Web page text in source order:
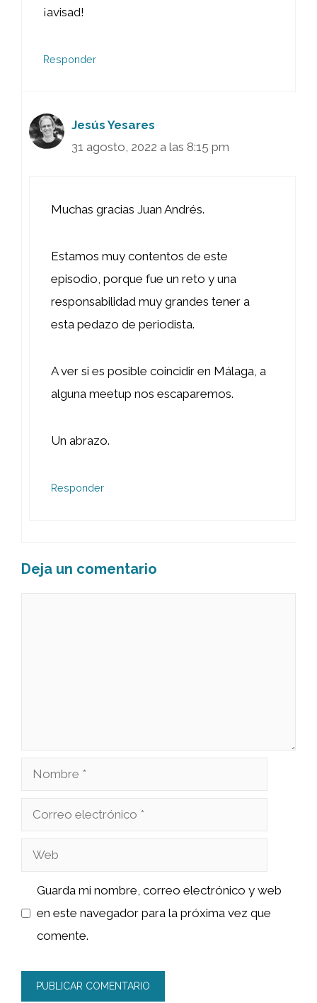
¡avisad!
Responder
Jesús Yesares
31 agosto, 2022 a las 8:15 pm
Muchas gracias Juan Andrés.
Estamos muy contentos de este
episodio, porque fue un reto y una
responsabilidad muy grandes tener a
esta pedazo de periodista.
A ver si es posible coincidir en Málaga, a
alguna meetup nos escaparemos.
Un abrazo.
Responder
Deja un comentario
Nombre
Correo
Web
Guarda mi nombre, correo electrónico y web
en este navegador para la próxima vez que
comente.